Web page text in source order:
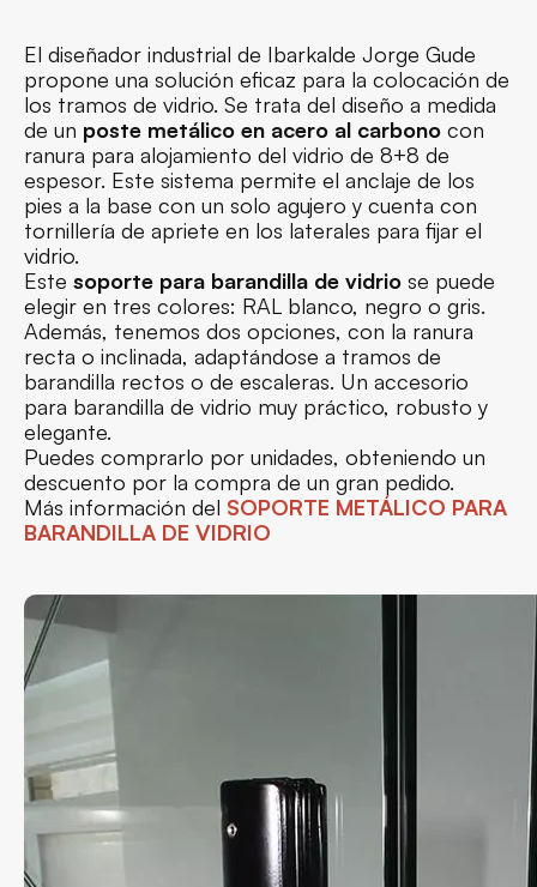
El diseñador industrial de Ibarkalde Jorge Gude
propone una solución eficaz para la colocación de
los tramos de vidrio. Se trata del diseño a medida
de un poste metálico en acero al carbono con
ranura para alojamiento del vidrio de 8+8 de
espesor. Este sistema permite el anclaje de los
pies a la base con un solo agujero y cuenta con
tornillería de apriete en los laterales para fijar el
vidrio.
Este soporte para barandilla de vidrio se puede
elegir en tres colores: RAL blanco, negro o gris.
Además, tenemos dos opciones, con la ranura
recta o inclinada, adaptándose a tramos de
barandilla rectos o de escaleras. Un accesorio
para barandilla de vidrio muy práctico, robusto y
elegante.
Puedes comprarlo por unidades, obteniendo un
descuento por la compra de un gran pedido.
Más información del SOPORTE METÁLICO PARA
BARANDILLA DE VIDRIO